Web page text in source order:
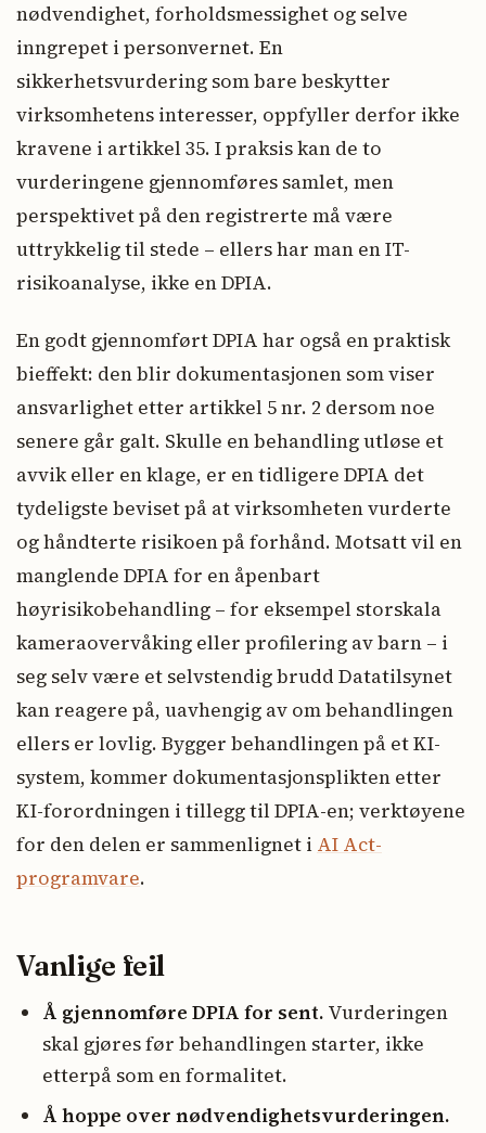
nødvendighet, forholdsmessighet og selve
inngrepet i personvernet. En
sikkerhetsvurdering som bare beskytter
virksomhetens interesser, oppfyller derfor ikke
kravene i artikkel 35. I praksis kan de to
vurderingene gjennomføres samlet, men
perspektivet på den registrerte må være
uttrykkelig til stede – ellers har man en IT-
risikoanalyse, ikke en DPIA.
En godt gjennomført DPIA har også en praktisk
bieffekt: den blir dokumentasjonen som viser
ansvarlighet etter artikkel 5 nr. 2 dersom noe
senere går galt. Skulle en behandling utløse et
avvik eller en klage, er en tidligere DPIA det
tydeligste beviset på at virksomheten vurderte
og håndterte risikoen på forhånd. Motsatt vil en
manglende DPIA for en åpenbart
høyrisikobehandling – for eksempel storskala
kameraovervåking eller profilering av barn – i
seg selv være et selvstendig brudd Datatilsynet
kan reagere på, uavhengig av om behandlingen
ellers er lovlig. Bygger behandlingen på et KI-
system, kommer dokumentasjonsplikten etter
KI-forordningen i tillegg til DPIA-en; verktøyene
for den delen er sammenlignet i AI Act-
programvare.
Vanlige feil
Å gjennomføre DPIA for sent. Vurderingen
skal gjøres før behandlingen starter, ikke
etterpå som en formalitet.
Å hoppe over nødvendighetsvurderingen.